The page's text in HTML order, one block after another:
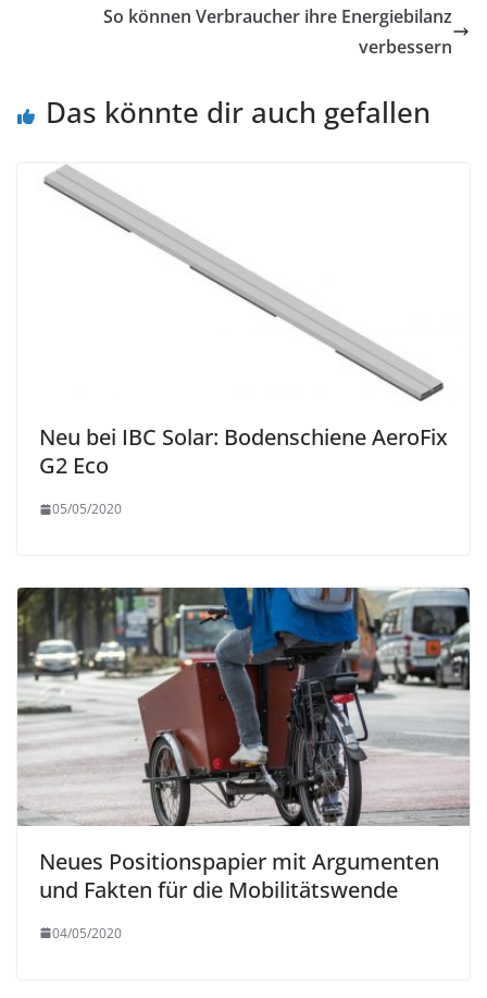
So können Verbraucher ihre Energiebilanz
verbessern
Das könnte dir auch gefallen
Neu bei IBC Solar: Bodenschiene AeroFix
G2 Eco
05/05/2020
Neues Positionspapier mit Argumenten
und Fakten für die Mobilitätswende
04/05/2020